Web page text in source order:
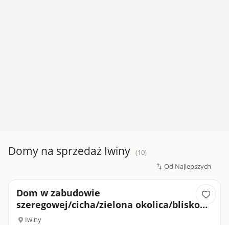
Domy na sprzedaż Iwiny (10)
Dom w zabudowie
szeregowej/cicha/zielona okolica/blisko
Wrocławia...
Iwiny